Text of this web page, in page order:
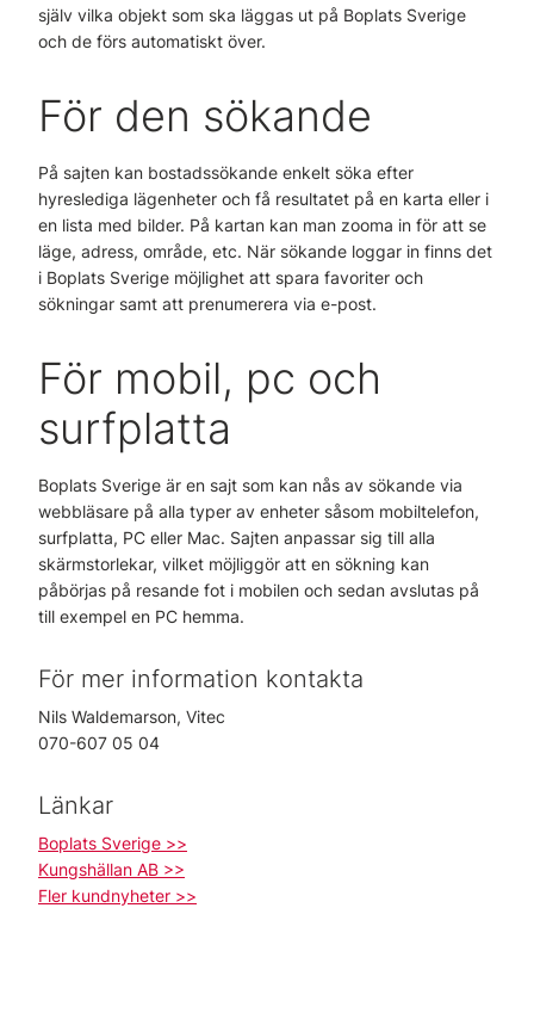
själv vilka objekt som ska läggas ut på Boplats Sverige
och de förs automatiskt över.
För den sökande
På sajten kan bostadssökande enkelt söka efter
hyreslediga lägenheter och få resultatet på en karta eller i
en lista med bilder. På kartan kan man zooma in för att se
läge, adress, område, etc. När sökande loggar in finns det
i Boplats Sverige möjlighet att spara favoriter och
sökningar samt att prenumerera via e-post.
För mobil, pc och
surfplatta
Boplats Sverige är en sajt som kan nås av sökande via
webbläsare på alla typer av enheter såsom mobiltelefon,
surfplatta, PC eller Mac. Sajten anpassar sig till alla
skärmstorlekar, vilket möjliggör att en sökning kan
påbörjas på resande fot i mobilen och sedan avslutas på
till exempel en PC hemma.
För mer information kontakta
Nils Waldemarson, Vitec
070-607 05 04
Länkar
Boplats Sverige >>
Kungshällan AB >>
Fler kundnyheter >>